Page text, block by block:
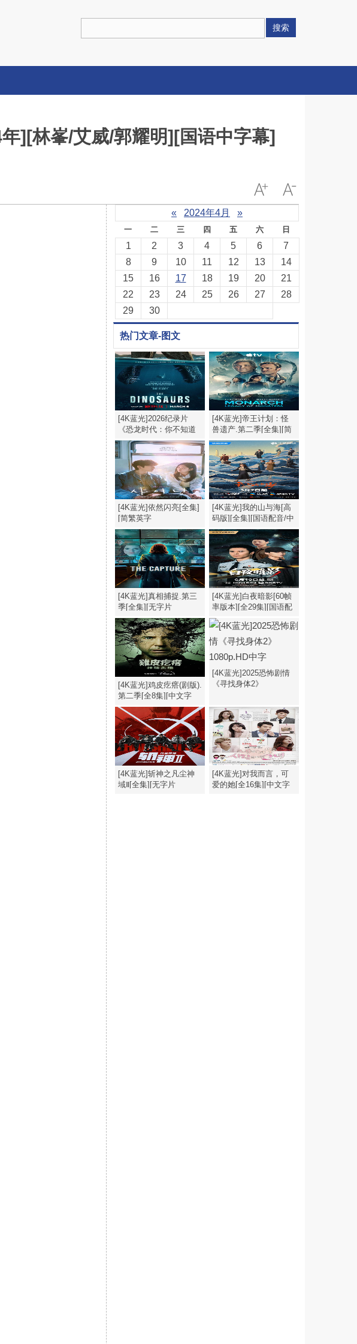
搜索
][林峯/艾威/郭耀明][国语中字幕]
« 2024年4月 »
一 二 三 四 五 六 日
1 2 3 4 5 6
7
8
9 10 11 12 13
14
15
16 17 18 19 20
21
22
23 24 25 26 27
28
29
30
热门文章-图文
[4K蓝光]2026纪录片
《恐龙时代：你不知道
的故事》1080p.HD中英
双字
[4K蓝光]帝王计划：怪
兽遗产.第二季[全集][简
繁英字幕].2160p
[4K蓝光]依然闪亮[全集]
[简繁英字
幕].Still.Shining.S01.1080p
[4K蓝光]我的山与海[高
码版][全集][国语配音/中
文字
幕].My.Destiny.S01.2026.2160p
[4K蓝光]真相捕捉.第三
季[全集][无字片
源].The.Capture.S03.1080p
[4K蓝光]白夜暗影[60帧
率版本][全29集][国语配
音/中文字
幕].2026.2160p
[4K蓝光]鸡皮疙瘩(剧版).
第二季[全8集][中文字
幕].1080p
[4K蓝光]2025恐怖剧情
《寻找身体2》
[4K蓝光]斩神之凡尘神
域Ⅱ[全集][无字片
[4K蓝光]对我而言，可
爱的她[全16集][中文字